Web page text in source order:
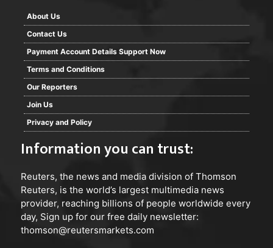
About Us
Contact Us
Payment Account Details Support Now
Terms and Conditions
Our Reporters
Join Us
Privacy and Policy
Information you can trust:
Reuters, the news and media division of Thomson
Reuters, is the world’s largest multimedia news
provider, reaching billions of people worldwide every
day, Sign up for our free daily newsletter:
thomson@reutersmarkets.com